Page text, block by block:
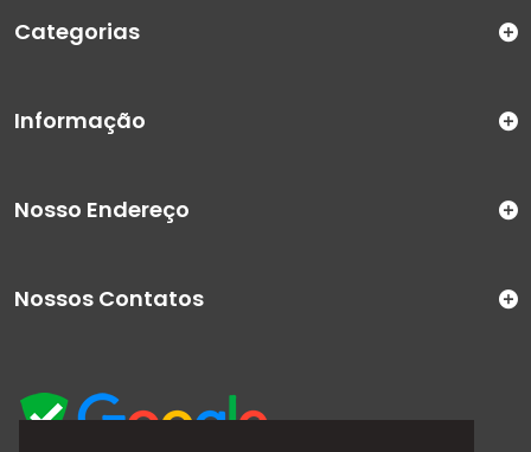
Categorias
Informação
Nosso Endereço
Nossos Contatos